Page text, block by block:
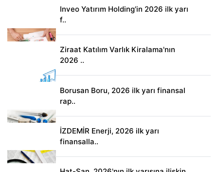
Inveo Yatırım Holding'in 2026 ilk yarı
f..
Ziraat Katılım Varlık Kiralama'nın
2026 ..
Borusan Boru, 2026 ilk yarı finansal
rap..
İZDEMİR Enerji, 2026 ilk yarı
finansalla..